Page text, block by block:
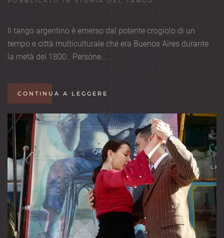
Il tango argentino è emerso dal potente crogiolo di un
tempo e città multiculturale che era Buenos Aires durante
la metà del 1800. Persone...
CONTINUA A LEGGERE